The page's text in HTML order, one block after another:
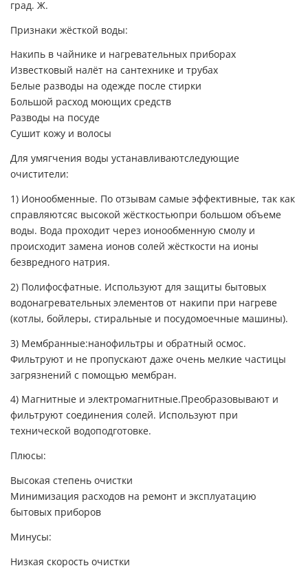
град. Ж.
Признаки жёсткой воды:
Накипь в чайнике и нагревательных приборах
Известковый налёт на сантехнике и трубах
Белые разводы на одежде после стирки
Большой расход моющих средств
Разводы на посуде
Сушит кожу и волосы
Для умягчения воды устанавливаютследующие
очистители:
1) Ионообменные. По отзывам самые эффективные, так как
справляютсяс высокой жёсткостьюпри большом объеме
воды. Вода проходит через ионообменную смолу и
происходит замена ионов солей жёсткости на ионы
безвредного натрия.
2) Полифосфатные. Используют для защиты бытовых
водонагревательных элементов от накипи при нагреве
(котлы, бойлеры, стиральные и посудомоечные машины).
3) Мембранные:нанофильтры и обратный осмос.
Фильтруют и не пропускают даже очень мелкие частицы
загрязнений с помощью мембран.
4) Магнитные и электромагнитные.Преобразовывают и
фильтруют соединения солей. Используют при
технической водоподготовке.
Плюсы:
Высокая степень очистки
Минимизация расходов на ремонт и эксплуатацию
бытовых приборов
Минусы:
Низкая скорость очистки